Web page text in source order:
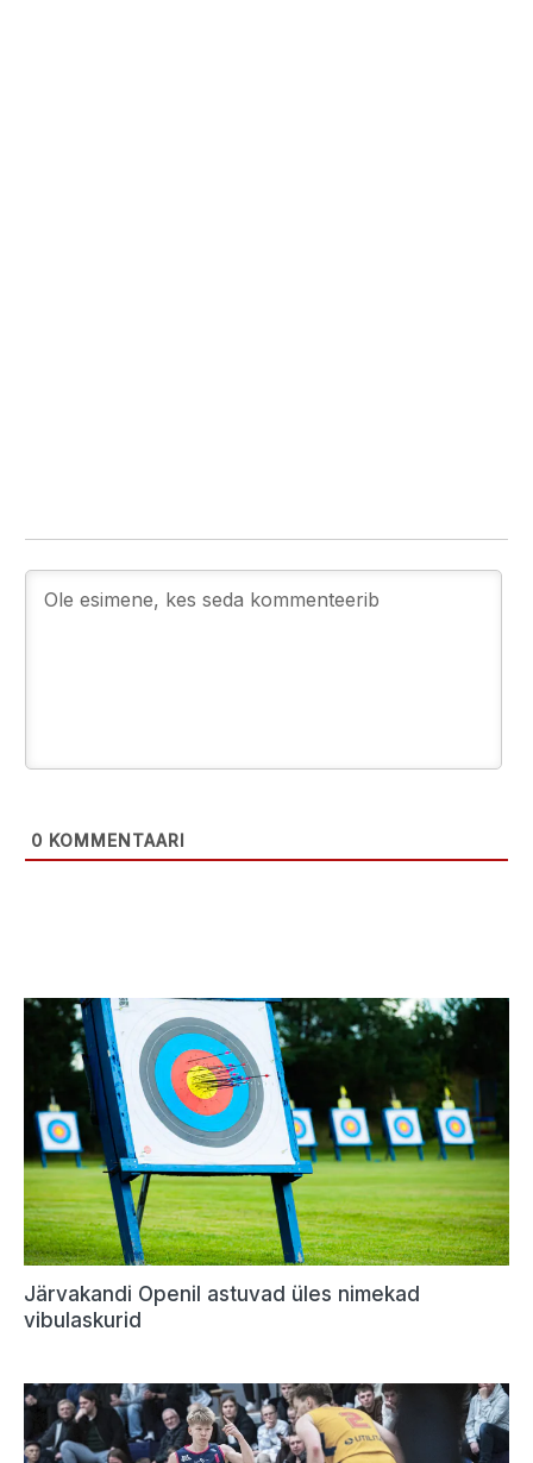
0 KOMMENTAARI
Järvakandi Openil astuvad üles nimekad
vibulaskurid